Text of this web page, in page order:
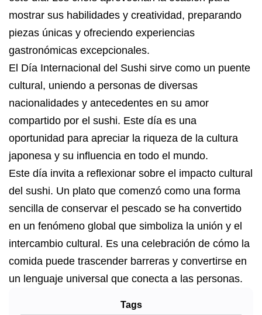
mostrar sus habilidades y creatividad, preparando
piezas únicas y ofreciendo experiencias
gastronómicas excepcionales.
El Día Internacional del Sushi sirve como un puente
cultural, uniendo a personas de diversas
nacionalidades y antecedentes en su amor
compartido por el sushi. Este día es una
oportunidad para apreciar la riqueza de la cultura
japonesa y su influencia en todo el mundo.
Este día invita a reflexionar sobre el impacto cultural
del sushi. Un plato que comenzó como una forma
sencilla de conservar el pescado se ha convertido
en un fenómeno global que simboliza la unión y el
intercambio cultural. Es una celebración de cómo la
comida puede trascender barreras y convertirse en
un lenguaje universal que conecta a las personas.
Tags